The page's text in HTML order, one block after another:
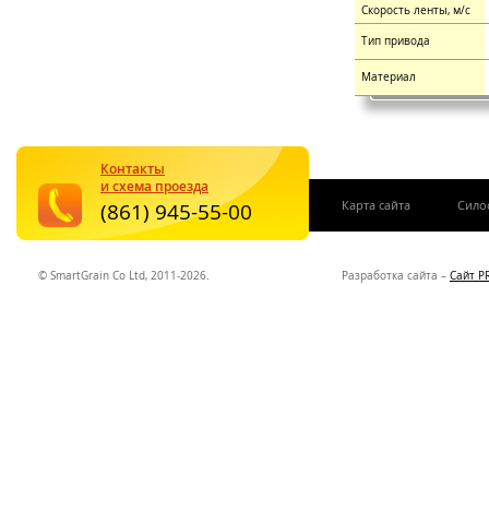
Скорость ленты, м/с
Тип привода
Материал
© SmartGrain Co Ltd, 2011-2026. Разработка сайта – Сайт
Карта сайта
Контакты
и схема проезда
(861) 945-55-00